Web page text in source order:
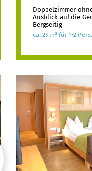
Doppelzimmer
Ausblick auf die
Bergseitig
ca. 23 m² für 1-2 Pers.